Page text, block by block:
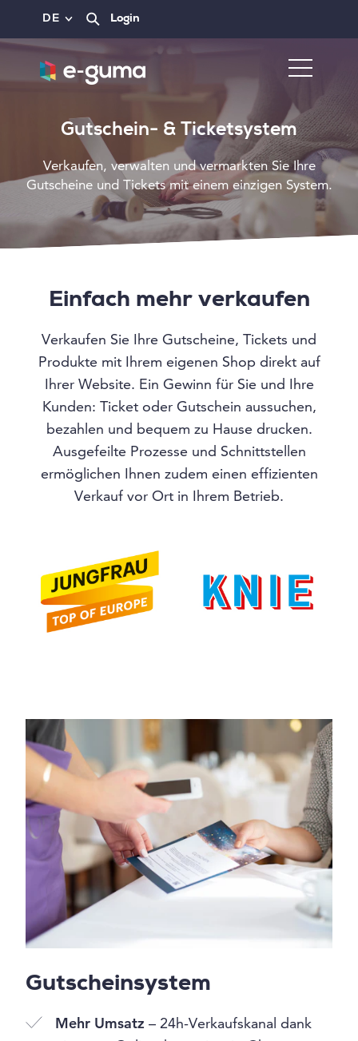
DE Login
Gutschein- & Ticketsystem
Verkaufen, verwalten und vermarkten Sie Ihre
Gutscheine und Tickets mit einem einzigen System.
Einfach mehr verkaufen
Verkaufen Sie Ihre Gutscheine, Tickets und
Produkte mit Ihrem eigenen Shop direkt auf
Ihrer Website. Ein Gewinn für Sie und Ihre
Kunden: Ticket oder Gutschein aussuchen,
bezahlen und bequem zu Hause drucken.
Ausgefeilte Prozesse und Schnittstellen
ermöglichen Ihnen zudem einen effizienten
Verkauf vor Ort in Ihrem Betrieb.
Gutscheinsystem
Mehr Umsatz – 24h-Verkaufskanal dank